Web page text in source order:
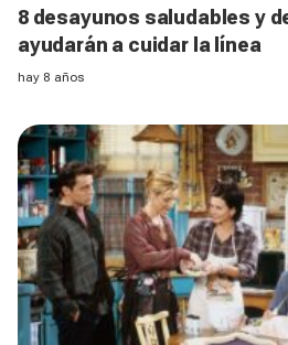
8 desayunos saludables y
ayudarán a cuidar la línea
hay 8 años